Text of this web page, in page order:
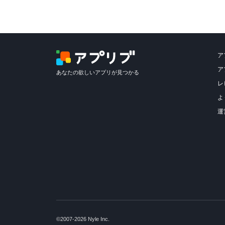
あなたの欲しいアプリが見つかる
ア
ア
レ
よ
運
©2007-2026 Nyle Inc.